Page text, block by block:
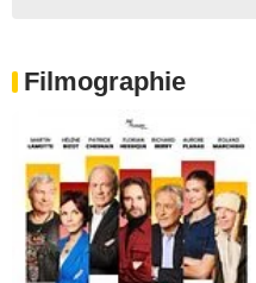
Filmographie